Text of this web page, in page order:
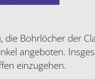
Bohrlöcher der
angeboten.
einzugehen.